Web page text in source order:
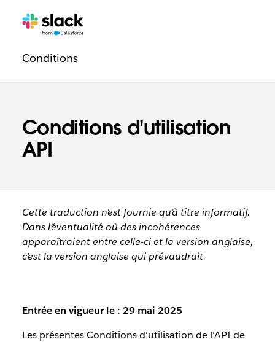
Conditions d'utilisation
API
Navigation
légale
Pages
Conditionssupplémentaires
Cette traduction n’est fournie qu’à titre informatif.
Dans l’éventualité où des incohérences
apparaîtraient entre celle-ci et la version anglaise,
c’est la version anglaise qui prévaudrait.
Entrée en vigueur le : 29 mai 2025
Les présentes Conditions d’utilisation de l’API de